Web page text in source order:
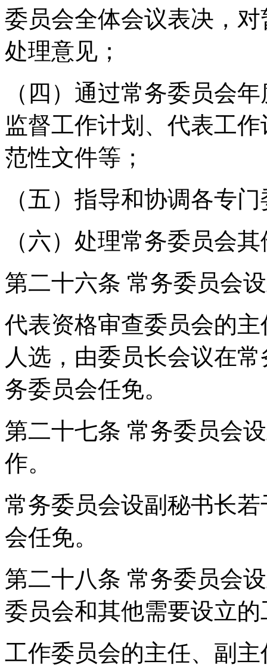
委员会全体会议表决，
处理意见；
（四）通过常务委员会
监督工作计划、代表工
范性文件等；
（五）指导和协调各专
（六）处理常务委员会
第二十六条 常务委员会
代表资格审查委员会的
人选，由委员长会议在
务委员会任免。
第二十七条 常务委员会
作。
常务委员会设副秘书长
会任免。
第二十八条 常务委员会
委员会和其他需要设立
工作委员会的主任、副